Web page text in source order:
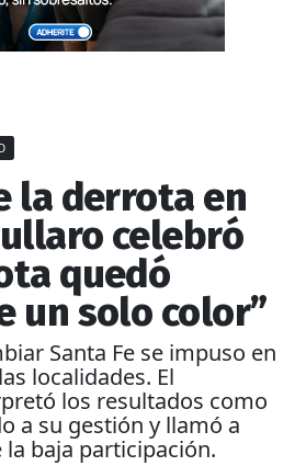
la derrota en
celebró
quedó
un solo color”
Santa Fe se impuso en
localidades. El
los resultados como
a su gestión y llamó a
baja participación.